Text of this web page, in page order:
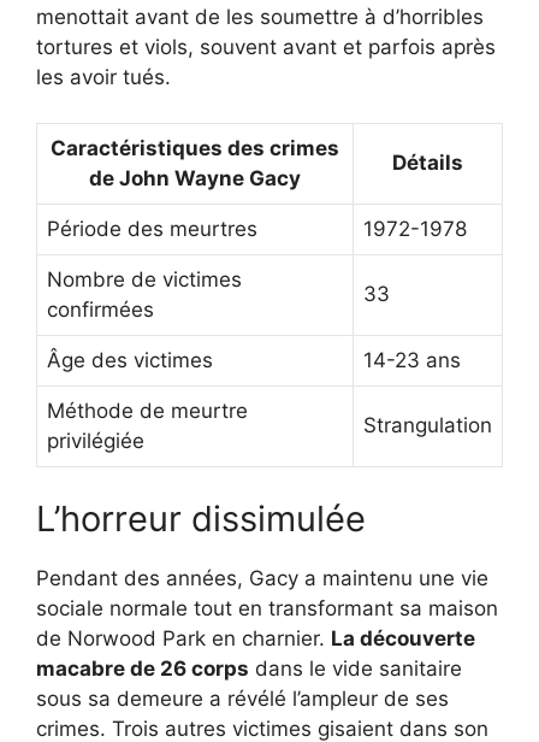
menottait avant de les soumettre à d’horribles
tortures et viols, souvent avant et parfois après
les avoir tués.
Caractéristiques des crimes
de John Wayne Gacy
Détails
Période des meurtres 1972-1978
Nombre de victimes
confirmées
33
Âge des victimes 14-23 ans
Méthode de meurtre
privilégiée
Strangulation
L’horreur dissimulée
Pendant des années, Gacy a maintenu une vie
sociale normale tout en transformant sa maison
de Norwood Park en charnier. La découverte
macabre de 26 corps dans le vide sanitaire
sous sa demeure a révélé l’ampleur de ses
crimes. Trois autres victimes gisaient dans son